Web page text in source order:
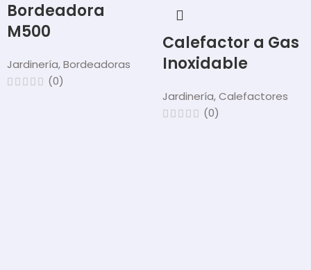
Bordeadora
M500
Jardinería,Bordeadoras
(0)
Calefactor a Gas
Inoxidable
Jardinería,Calefactores
(0)